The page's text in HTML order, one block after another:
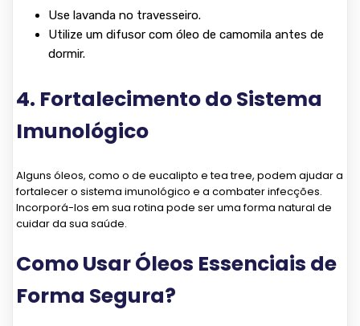
Use lavanda no travesseiro.
Utilize um difusor com óleo de camomila antes de
dormir.
4. Fortalecimento do Sistema
Imunológico
Alguns óleos, como o de eucalipto e tea tree, podem ajudar a
fortalecer o sistema imunológico e a combater infecções.
Incorporá-los em sua rotina pode ser uma forma natural de
cuidar da sua saúde.
Como Usar Óleos Essenciais de
Forma Segura?